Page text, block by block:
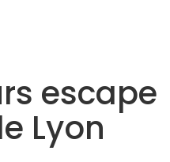
escape
Lyon